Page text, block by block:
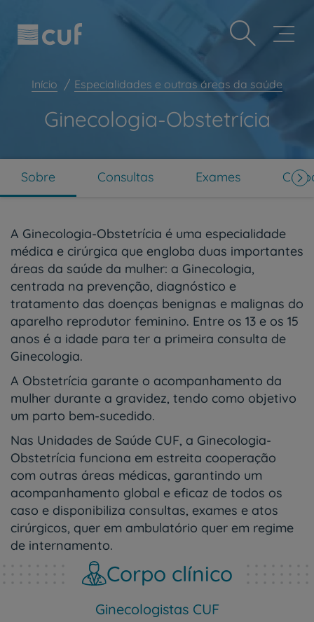
este
inclui
sistema
para
conteúdo
Prevenção e bem-estar
Grandes Áreas da Saúde
My CUF
CUF Academic Center
Para profissionais
Contacte-nos
PT EN
Início Especialidades e outras áreas da saúde
Ginecologia-Obstetrícia
Sobre Consultas Exames
A Ginecologia-Obstetrícia é uma especialidade
médica e cirúrgica que engloba duas importantes
áreas da saúde da mulher: a Ginecologia,
centrada na prevenção, diagnóstico e
tratamento das doenças benignas e malignas do
aparelho reprodutor feminino. Entre os 13 e os 15
anos é a idade para ter a primeira consulta de
Ginecologia.
A Obstetrícia garante o acompanhamento da
mulher durante a gravidez, tendo como objetivo
um parto bem-sucedido.
Nas Unidades de Saúde CUF, a Ginecologia-
Obstetrícia funciona em estreita cooperação
com outras áreas médicas, garantindo um
acompanhamento global e eficaz de todos os
caso e disponibiliza consultas, exames e atos
cirúrgicos, quer em ambulatório quer em regime
de internamento.
Corpo clínico
Ginecologistas CUF